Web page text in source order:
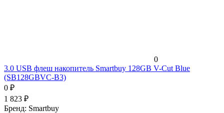
0
3.0 USB флеш накопитель Smartbuy 128GB V-Cut Blue
(SB128GBVC-B3)
0 ₽
1 823 ₽
Бренд: Smartbuy